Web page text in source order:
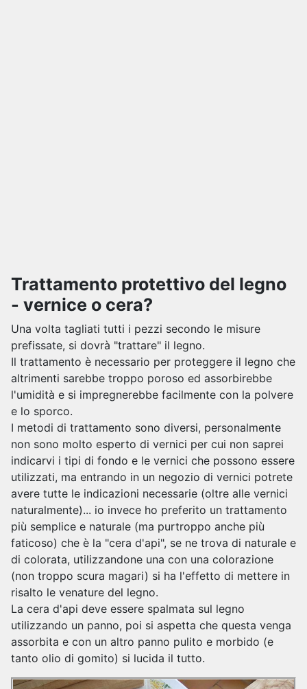
Trattamento protettivo del legno
- vernice o cera?
Una volta tagliati tutti i pezzi secondo le misure
prefissate, si dovrà "trattare" il legno.
Il trattamento è necessario per proteggere il legno che
altrimenti sarebbe troppo poroso ed assorbirebbe
l'umidità e si impregnerebbe facilmente con la polvere
e lo sporco.
I metodi di trattamento sono diversi, personalmente
non sono molto esperto di vernici per cui non saprei
indicarvi i tipi di fondo e le vernici che possono essere
utilizzati, ma entrando in un negozio di vernici potrete
avere tutte le indicazioni necessarie (oltre alle vernici
naturalmente)... io invece ho preferito un trattamento
più semplice e naturale (ma purtroppo anche più
faticoso) che è la "cera d'api", se ne trova di naturale e
di colorata, utilizzandone una con una colorazione
(non troppo scura magari) si ha l'effetto di mettere in
risalto le venature del legno.
La cera d'api deve essere spalmata sul legno
utilizzando un panno, poi si aspetta che questa venga
assorbita e con un altro panno pulito e morbido (e
tanto olio di gomito) si lucida il tutto.